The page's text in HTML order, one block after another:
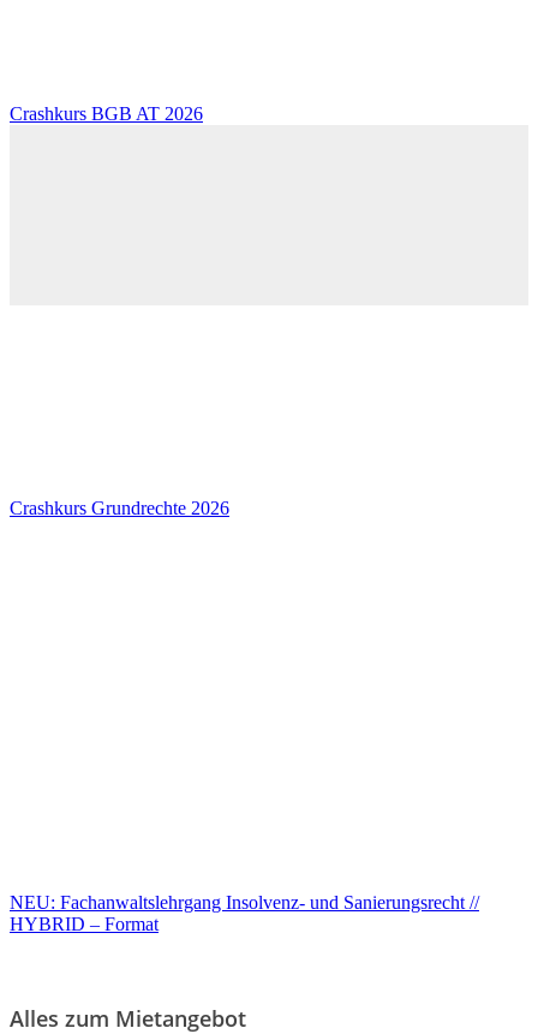
Crashkurs BGB AT 2026
Crashkurs Grundrechte 2026
NEU: Fachanwaltslehrgang Insolvenz- und Sanierungsrecht //
HYBRID – Format
Alles zum Mietangebot